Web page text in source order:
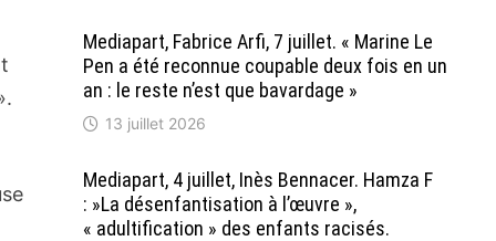
Mediapart, Fabrice Arfi, 7 juillet. « Marine Le
Pen a été reconnue coupable deux fois en un
an : le reste n’est que bavardage »
13 juillet 2026
Mediapart, 4 juillet, Inès Bennacer. Hamza F
: »La désenfantisation à l’œuvre »,
« adultification » des enfants racisés.